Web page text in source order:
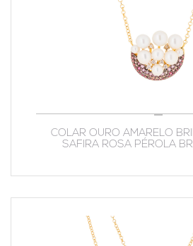
COLAR OURO AMARELO
SAFIRA ROSA PÉROLA